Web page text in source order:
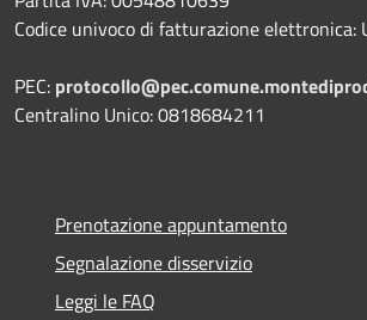
Codice univoco di fatturazione elettronica:
PEC:
Centralino Unico:0818684211
Prenotazione appuntamento
Segnalazione disservizio
Leggi le FAQ